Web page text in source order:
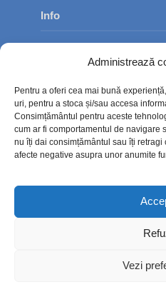
Administrează
Pentru a oferi cea mai bună
uri, pentru a stoca și/sau accesa
Consimțământul pentru aceste
cum ar fi comportamentul de navigare
nu îți dai consimțământul sau îți
afecte negative asupra unor anumite
Vezi
Info
Contact
Politica de
Politică cookie-uri (UE)